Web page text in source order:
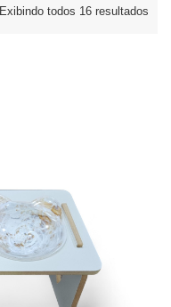
Exibindo todos 16 resultados